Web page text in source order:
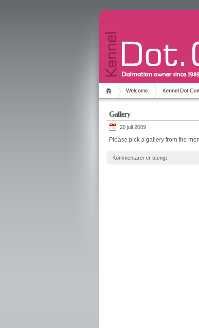
Welcome Kennel
Gallery
20 juli 2009
Please pick a gallery from the
Kommentarer er stengt